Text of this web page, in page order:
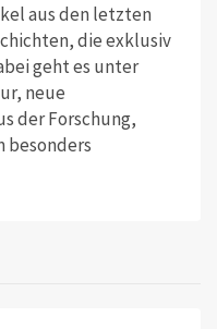
aus den letzten
die exklusiv
geht es unter
neue
der Forschung,
besonders